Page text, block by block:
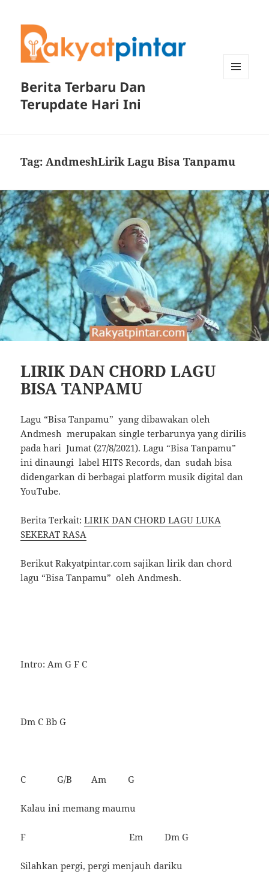
Berita Terbaru Dan
Terupdate Hari Ini
Tag:AndmeshLirik Lagu Bisa Tanpamu
LIRIK DAN CHORD LAGU
BISA TANPAMU
Lagu “Bisa Tanpamu” yang dibawakan oleh
Andmesh merupakan single terbarunya yang dirilis
pada hari Jumat (27/8/2021). Lagu “Bisa Tanpamu”
ini dinaungi label HITS Records, dan sudah bisa
didengarkan di berbagai platform musik digital dan
YouTube.
Berita Terkait:LIRIK DAN CHORD LAGU LUKA
SEKERAT RASA
Berikut Rakyatpintar.com sajikan lirik dan chord
lagu “Bisa Tanpamu” oleh Andmesh.
Intro: Am G F C
Dm C Bb G
C G/B Am G
Kalau ini memang maumu
F Em Dm G
Silahkan pergi, pergi menjauh dariku